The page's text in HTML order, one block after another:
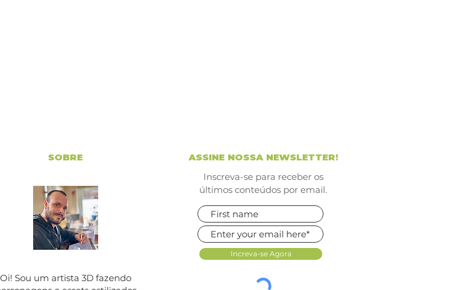
SOBRE
Oi! Sou um artista 3D fazendo
ASSINE NOSSA NEWSLETTER!
Inscreva-se para receber os
últimos conteúdos por email.
Increva-se Agora